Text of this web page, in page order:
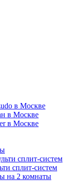
в Москве
в Москве
в Москве
сплит-систем
сплит-систем
на 2 комнаты